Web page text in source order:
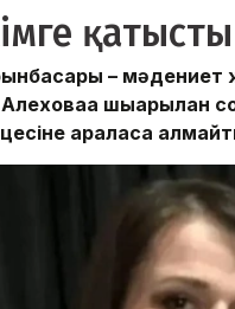
қатысты
– мәдениет
шығарылған
араласа